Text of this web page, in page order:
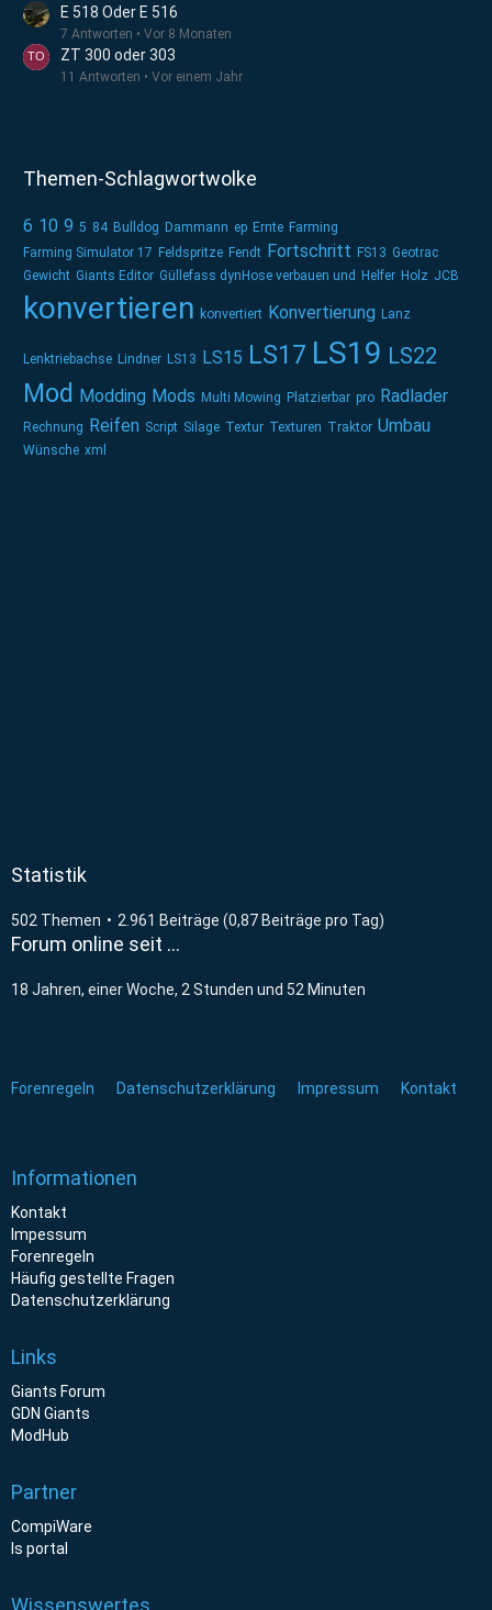
E 518 Oder E 516
7 Antworten Vor 8 Monaten
ZT 300 oder 303
11 Antworten Vor einem Jahr
Themen-Schlagwortwolke
6 10 9 5 84 Bulldog Dammann ep Ernte Farming
Farming Simulator 17 Feldspritze Fendt Fortschritt FS13 Geotrac
Gewicht Giants Editor Güllefass dynHose verbauen und Helfer Holz JCB
konvertieren konvertiert Konvertierung Lanz
Lenktriebachse Lindner LS13 LS15 LS17 LS19 LS22
Mod Modding Mods Multi Mowing Platzierbar pro Radlader
Rechnung Reifen Script Silage Textur Texturen Traktor Umbau
Wünsche xml
Statistik
502 Themen 2.961 Beiträge (0,87 Beiträge pro Tag)
Forum online seit …
18 Jahren, einer Woche, 2 Stunden und 52 Minuten
Forenregeln Datenschutzerklärung Impressum Kontakt
Informationen
Kontakt
Impessum
Forenregeln
Häufig gestellte Fragen
Datenschutzerklärung
Links
Giants Forum
GDN Giants
ModHub
Partner
CompiWare
ls portal
Wissenswertes